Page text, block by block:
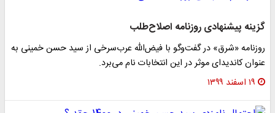
گزینه پیشنهادی روزنامه اصلاح‌طلب
روزنامه «شرق» در گفت‌وگو با فیض‌الله عرب‌سرخی از سید حسن خمینی به
عنوان کاندیدای موثر در این انتخابات نام می‌برد.
۱۹ اسفند ۱۳۹۹